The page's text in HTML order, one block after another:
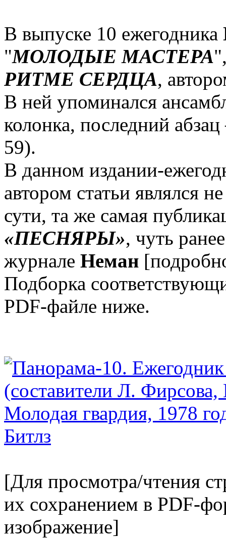
В выпуске 10 ежегодника
"МОЛОДЫЕ МАСТЕРА
РИТМЕ СЕРДЦА,
В ней упоминался
колонка, последний
59).
В данном издании-
автором статьи
сути, та же самая
«ПЕСНЯРЫ», чуть
журнале Неман
Подборка
PDF-файле ниже.
[Для просмотра/чтения
их сохранением в PDF-
изображение]